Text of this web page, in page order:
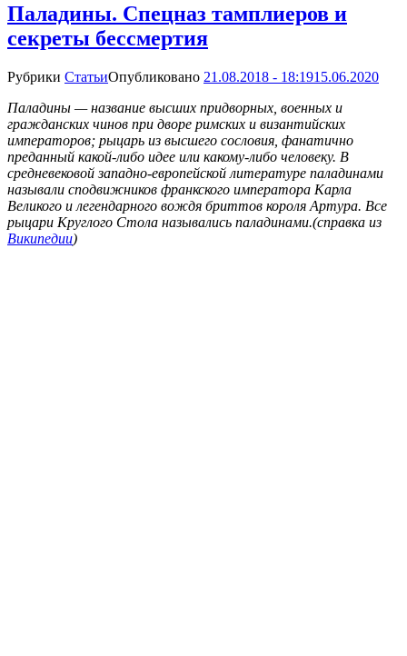
Паладины. Спецназ тамплиеров и
секреты бессмертия
Рубрики СтатьиОпубликовано 21.08.2018 - 18:1915.06.2020
Паладины — название высших придворных, военных и
гражданских чинов при дворе римских и византийских
императоров; рыцарь из высшего сословия, фанатично
преданный какой-либо идее или какому-либо человеку. В
средневековой западно-европейской литературе паладинами
называли сподвижников франкского императора Карла
Великого и легендарного вождя бриттов короля Артура. Все
рыцари Круглого Стола назывались паладинами.(справка из
Википедии)